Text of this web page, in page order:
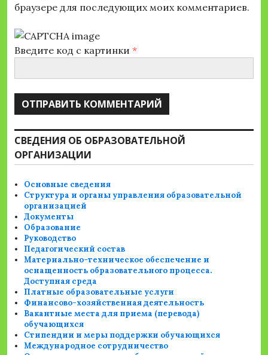
браузере для последующих моих комментариев.
Введите код с картинки *
СВЕДЕНИЯ ОБ ОБРАЗОВАТЕЛЬНОЙ
ОРГАНИЗАЦИИ
Основные сведения
Структура и органы управления образовательной
организацией
Документы
Образование
Руководство
Педагогический состав
Материально-техническое обеспечение и
оснащенность образовательного процесса.
Доступная среда
Платные образовательные услуги
Финансово-хозяйственная деятельность
Вакантные места для приема (перевода)
обучающихся
Стипендии и меры поддержки обучающихся
Международное сотрудничество